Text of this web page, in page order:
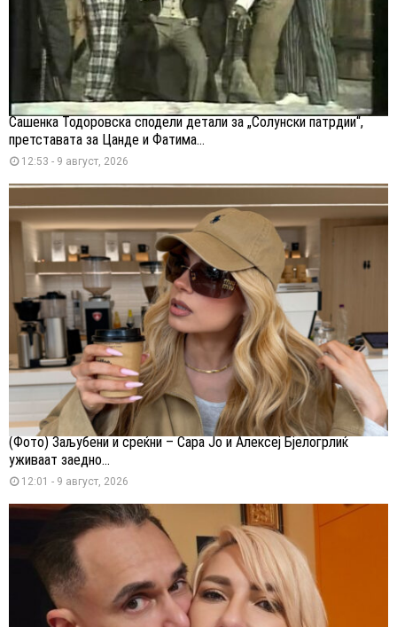
Сашенка Тодоровска сподели детали за „Солунски патрдии“,
претставата за Цанде и Фатима...
12:53 - 9 август, 2026
(Фото) Заљубени и среќни – Сара Јо и Алексеј Бјелогрлиќ
уживаат заедно...
12:01 - 9 август, 2026